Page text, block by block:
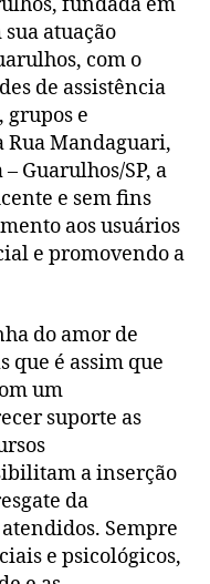
atuação
com o
de assistência
grupos e
Rua Mandaguari,
Guarulhos/SP, a
e sem fins
aos usuários
e promovendo a
do amor de
que é assim que
um
suporte as
a inserção
da
Sempre
e psicológicos,